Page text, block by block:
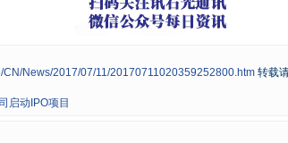
CN/News/2017/07/11/20170711020359252800.htm 转载
启动IPO项目